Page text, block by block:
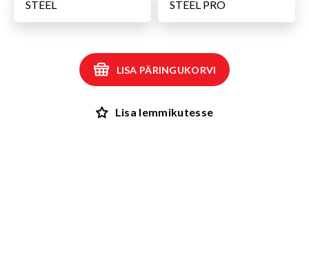
STEEL PRO
STEEL
LISA PÄRINGUKORVI
Lisa lemmikutesse